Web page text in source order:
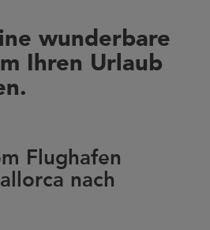
wunderbare
Ihren Urlaub
Flughafen
nach